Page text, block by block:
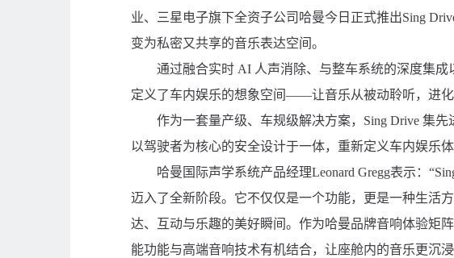
业、三星电子旗下全资子公司哈曼今日正式推出Sing
变为私密又共享的音乐表达空间。
通过融合实时 AI 人声消除、与整车系统的深度集成
定义了车内娱乐的想象空间——让音乐从被动聆听，进化
作为一套量产级、车规级解决方案，Sing Drive 集
以驾驶者为核心的安全设计于一体，重新定义车内娱乐体
哈曼国际声学系统产品经理Leonard Gregg表示：
迈入了全新阶段。它不仅仅是一个功能，更是一种生活
达、互动与乐趣的美好瞬间。作为哈曼品牌音响体验矩
能功能与高端音响技术有机结合，让座舱内的音乐更沉